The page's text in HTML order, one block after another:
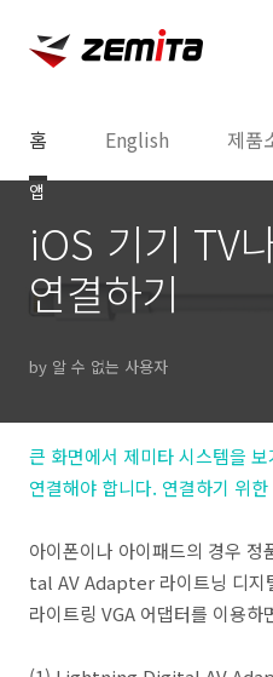
홈 English 제품
앱
iOS 기기 TV
연결하기
by 알 수 없는 사용자
큰 화면에서 제미타 시스템을
연결해야 합니다. 연결하기 위
아이폰이나 아이패드의 경우
tal AV Adapter 라이트닝 디지
라이트링 VGA 어댑터를 이용